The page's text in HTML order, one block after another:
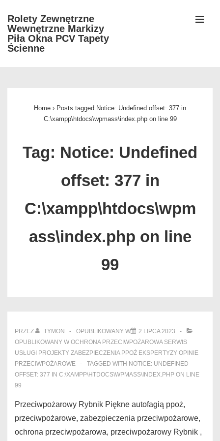
Skip
Main
Rolety Zewnętrzne
Wewnętrzne Markizy
Piła Okna PCV Tapety
Ścienne
Home › Posts tagged Notice: Undefined offset: 377 in
C:\xampp\htdocs\wpmass\index.php on line 99
Tag: Notice: Undefined
offset: 377 in
C:\xampp\htdocs\wpm
ass\index.php on line
99
PRZEZ TYMON OPUBLIKOWANY W
2 LIPCA 2023
OPUBLIKOWANY W OCHRONA PRZECIWPOŻAROWA SERWIS
USŁUGI PROJEKTY ZABEZPIECZENIA PPOŻ EKSPERTYZY OPINIE
PRZECIWPOŻAROWE
TAGGED WITH NOTICE: UNDEFINED
OFFSET: 377 IN C:\XAMPP\HTDOCS\WPMASS\INDEX.PHP ON LINE
99
Przeciwpożarowy Rybnik Piękne autofagią ppoż,
przeciwpożarowe, zabezpieczenia przeciwpożarowe,
ochrona przeciwpożarowa, przeciwpożarowy Rybnik ,